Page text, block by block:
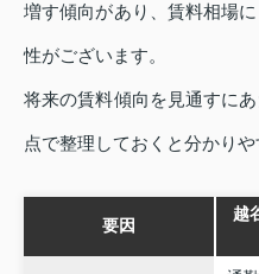
増す傾向があり、賃料相場
性がございます。
将来の賃料傾向を見通すに
点で整理しておくと分かりや
要因
越